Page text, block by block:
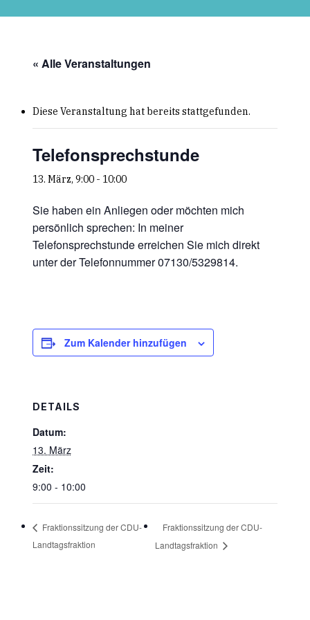
« Alle Veranstaltungen
Diese Veranstaltung hat bereits stattgefunden.
Telefonsprechstunde
13. März, 9:00- 10:00
Sie haben ein Anliegen oder möchten mich
persönlich sprechen: In meiner
Telefonsprechstunde erreichen Sie mich direkt
unter der Telefonnummer 07130/5329814.
Zum Kalender hinzufügen
DETAILS
Datum:
13. März
Zeit:
9:00 - 10:00
Fraktionssitzung der CDU-
Landtagsfraktion
Fraktionssitzung der CDU-
Landtagsfraktion